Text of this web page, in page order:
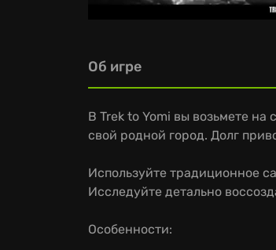
Об игре
В Trek to Yomi вы возьмете
свой родной город. Долг
Используйте традиционное
Исследуйте детально
Особенности: